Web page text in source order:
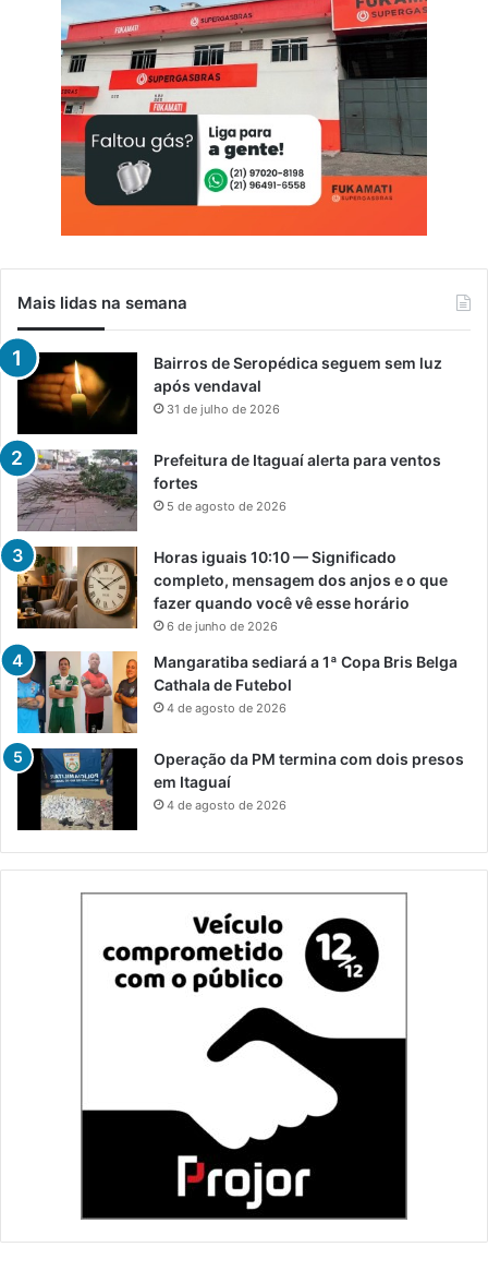
Mais lidas na semana
Bairros de Seropédica seguem sem luz
após vendaval
31 de julho de 2026
Prefeitura de Itaguaí alerta para ventos
fortes
5 de agosto de 2026
Horas iguais 10:10 — Significado
completo, mensagem dos anjos e o que
fazer quando você vê esse horário
6 de junho de 2026
Mangaratiba sediará a 1ª Copa Bris Belga
Cathala de Futebol
4 de agosto de 2026
Operação da PM termina com dois presos
em Itaguaí
4 de agosto de 2026